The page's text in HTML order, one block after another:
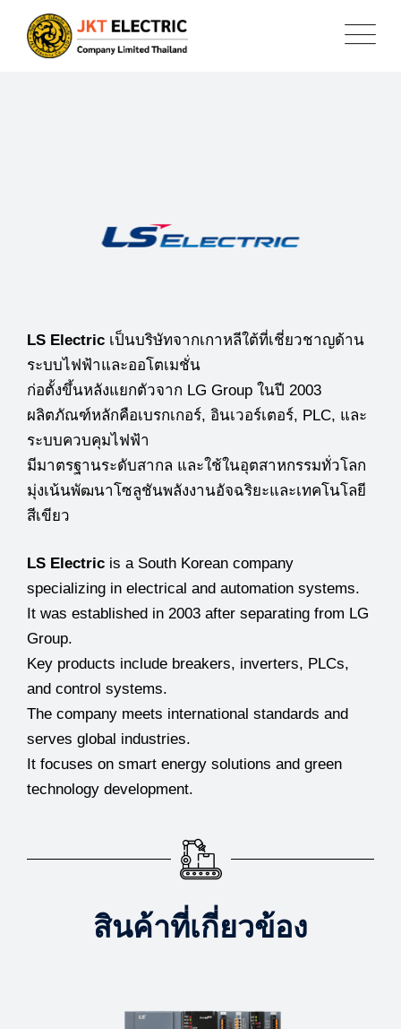
LS Electric เป็นบริษัทจากเกาหลีใต้ที่เชี่ยวชาญด้าน
ระบบไฟฟ้าและออโตเมชั่น
ก่อตั้งขึ้นหลังแยกตัวจาก LG Group ในปี 2003
ผลิตภัณฑ์หลักคือเบรกเกอร์, อินเวอร์เตอร์, PLC, และ
ระบบควบคุมไฟฟ้า
มีมาตรฐานระดับสากล และใช้ในอุตสาหกรรมทั่วโลก
มุ่งเน้นพัฒนาโซลูชันพลังงานอัจฉริยะและเทคโนโลยี
สีเขียว
LS Electric is a South Korean company
specializing in electrical and automation systems.
It was established in 2003 after separating from LG
Group.
Key products include breakers, inverters, PLCs,
and control systems.
The company meets international standards and
serves global industries.
It focuses on smart energy solutions and green
technology development.
สินค้าที่เกี่ยวข้อง